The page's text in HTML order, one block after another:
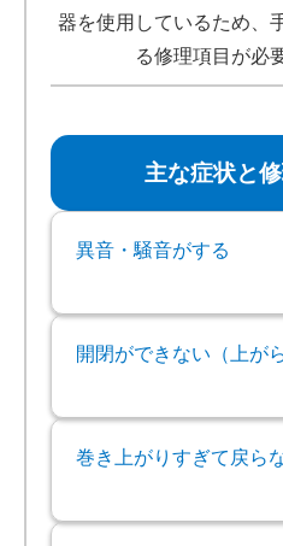
器を使用しているため、
る修理項目が必
主な症状と
異音・騒音がする
開閉ができない（上が
巻き上がりすぎて戻ら